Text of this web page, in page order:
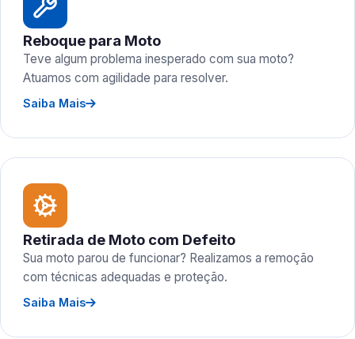
Reboque para Moto
Teve algum problema inesperado com sua moto?
Atuamos com agilidade para resolver.
Saiba Mais
Retirada de Moto com Defeito
Sua moto parou de funcionar? Realizamos a remoção
com técnicas adequadas e proteção.
Saiba Mais